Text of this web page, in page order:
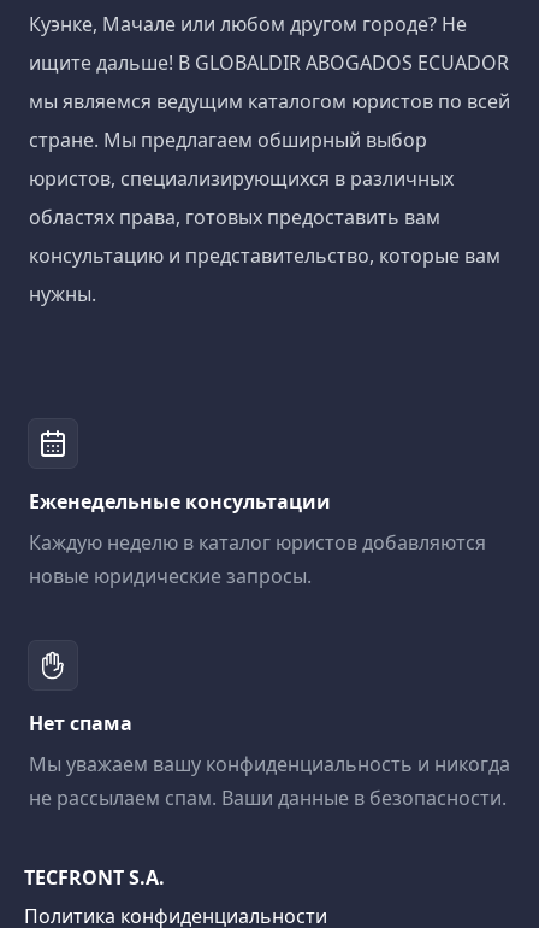
Куэнке, Мачале или любом другом городе? Не
ищите дальше! В GLOBALDIR ABOGADOS ECUADOR
мы являемся ведущим каталогом юристов по всей
стране. Мы предлагаем обширный выбор
юристов, специализирующихся в различных
областях права, готовых предоставить вам
консультацию и представительство, которые вам
нужны.
Еженедельные консультации
Каждую неделю в каталог юристов добавляются
новые юридические запросы.
Нет спама
Мы уважаем вашу конфиденциальность и никогда
не рассылаем спам. Ваши данные в безопасности.
TECFRONT S.A.
Политика конфиденциальности